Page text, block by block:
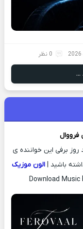
0 نظر
فرووال
برفی این خواننده ی
باشید |الون موزیک
Download Music